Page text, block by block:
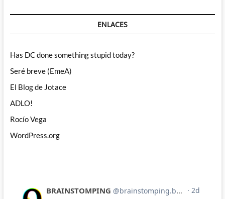
ENLACES
Has DC done something stupid today?
Seré breve (EmeA)
El Blog de Jotace
ADLO!
Rocío Vega
WordPress.org